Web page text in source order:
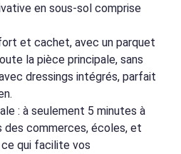
en sous-sol comprise
et cachet, avec un parquet
la pièce principale, sans
dressings intégrés, parfait
: à seulement 5 minutes à
des commerces, écoles, et
qui facilite vos